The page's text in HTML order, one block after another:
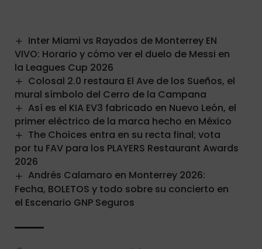
Inter Miami vs Rayados de Monterrey EN
VIVO: Horario y cómo ver el duelo de Messi en
la Leagues Cup 2026
Colosal 2.0 restaura El Ave de los Sueños, el
mural símbolo del Cerro de la Campana
Así es el KIA EV3 fabricado en Nuevo León, el
primer eléctrico de la marca hecho en México
The Choices entra en su recta final; vota
por tu FAV para los PLAYERS Restaurant Awards
2026
Andrés Calamaro en Monterrey 2026:
Fecha, BOLETOS y todo sobre su concierto en
el Escenario GNP Seguros